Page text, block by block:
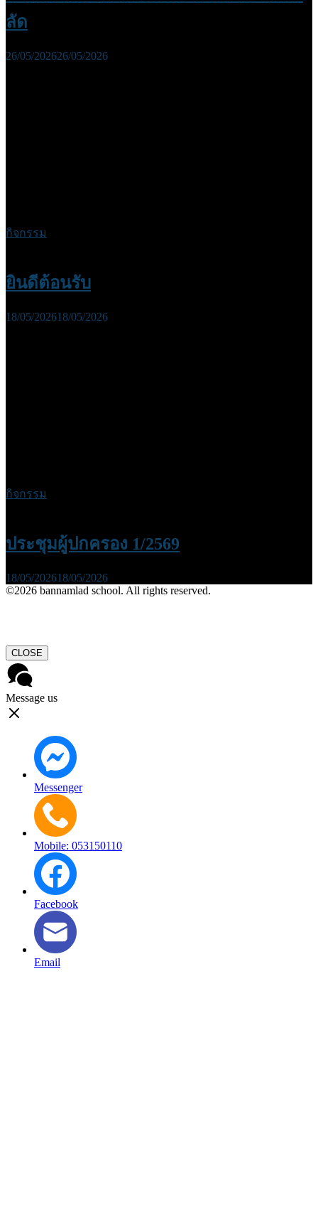
ลัด
26/05/202626/05/2026
กิจกรรม
ยินดีต้อนรับ
18/05/202618/05/2026
กิจกรรม
ประชุมผู้ปกครอง 1/2569
18/05/202618/05/2026
©2026 bannamlad school. All rights reserved.
CLOSE
Message us
Messenger
Mobile: 053150110
Facebook
Email